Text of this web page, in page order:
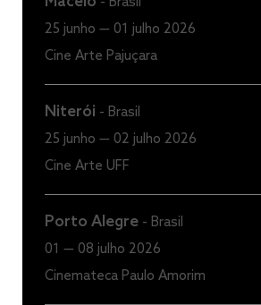
25 junho — 01 julho 2026
Cine Arte Pajuçara
Niterói - Brasil
25 junho — 02 julho 2026
Cine Arte UFF
Porto Alegre - Brasil
01 — 08 julho 2026
Cinemateca Paulo Amorim